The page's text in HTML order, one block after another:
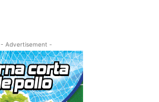
- Advertisement -